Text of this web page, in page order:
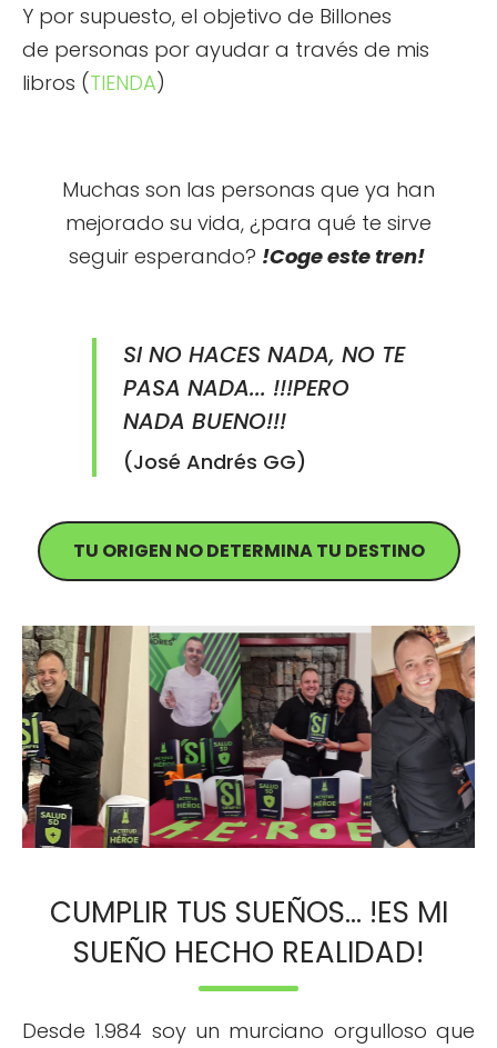
Y por supuesto, el objetivo de Billones
de personas por ayudar a través de mis
libros (TIENDA)
Muchas son las personas que ya han
mejorado su vida, ¿para qué te sirve
seguir esperando? !Coge este tren!
SI NO HACES NADA, NO TE
PASA NADA... !!!PERO
NADA BUENO!!!
(José Andrés GG)
TU ORIGEN NO DETERMINA TU DESTINO
CUMPLIR TUS SUEÑOS... !ES MI
SUEÑO HECHO REALIDAD!
Desde 1.984 soy un murciano orgulloso que